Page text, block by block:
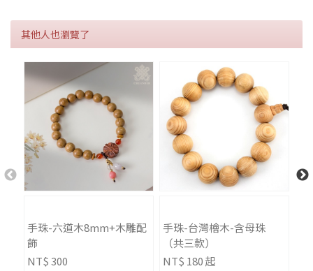
其他人也瀏覽了
手珠-六道木8mm+木雕配
飾
NT$ 300
手珠-台灣檜木-含母珠
（共三款）
NT$ 180 起